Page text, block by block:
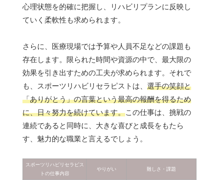
心理状態を的確に把握し、リハビリプランに反映し
ていく柔軟性も求められます。
さらに、医療現場では予算や人員不足などの課題も
存在します。限られた時間や資源の中で、最大限の
効果を引き出すための工夫が求められます。それで
も、スポーツリハビリセラピストは、 選手の笑顔と
「ありがとう」の言葉という最高の報酬を得るため
に、日々努力を続けています。この仕事は、挑戦の
連続であると同時に、大きな喜びと成長をもたら
す、魅力的な職業と言えるでしょう。
スポーツリハビリセラピス
トの仕事内容
やりがい 難しさ・課題